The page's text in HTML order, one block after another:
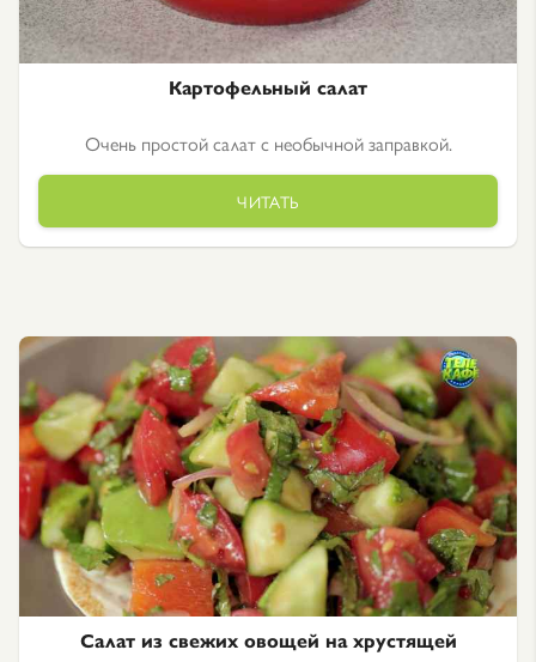
Картофельный салат
Очень простой салат с необычной заправкой.
ЧИТАТЬ
Салат из свежих овощей на хрустящей